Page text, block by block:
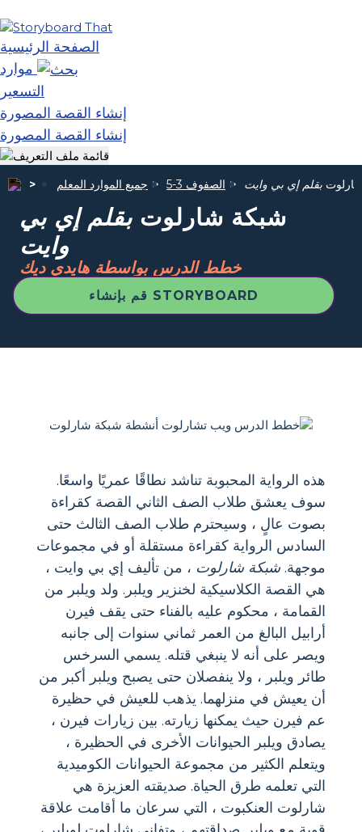
الصفحة الرئيسية
موارد
التسعير
إنشاء القصة المصورة
إنشاء القصة المصورة
جميع الموارد المعلم الصفوف 3-5 بقلم إي بي وايت
شبكة شارلوت بقلم إي بي
وايت
خطط الدرس بواسطة هايدي ديك
قم بإنشاء STORYBOARD
هذه الرواية المحبوبة تناشد نطاقًا عمريًا واسعًا.
سوف يعشق طلاب الصف الثاني القصة كقراءة
بصوت عالٍ ، وسيحترم طلاب الصف الثالث حتى
السادس الرواية كقراءة مستقلة أو في مجموعات
موجهة. شبكة شارلوت ، من تأليف إي بي وايت ،
هي القصة الكلاسيكية لخنزير ويلبر. ولد ويلبر من
القمامة ، محكوم عليه بالفناء حتى يقف فيرن
أرابيل البالغ من العمر ثماني سنوات إلى جانبه
ويصر على أنه لا ينبغي قتله. يسمي السرخس
طائر ويلبر ، ولا ينفصلان حتى يصبح ويلبر أكبر من
أن يعيش في منزلهما. يذهب للعيش في حظيرة
عم فيرن حيث يمكنها زيارته. بين زيارات فيرن ،
يصادق ويلبر الحيوانات الأخرى في الحظيرة ،
ويتعلم الكثير من مجموعة الحيوانات الكوميدية
التي تعلمه طرق الحياة. صديقته العزيزة هي
شارلوت العنكبوت ، التي سرعان ما أقامت علاقة